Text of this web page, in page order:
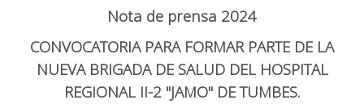
Nota de prensa 2024
CONVOCATORIA PARA FORMAR PARTE DE LA
NUEVA BRIGADA DE SALUD DEL HOSPITAL
REGIONAL II-2 "JAMO" DE TUMBES.